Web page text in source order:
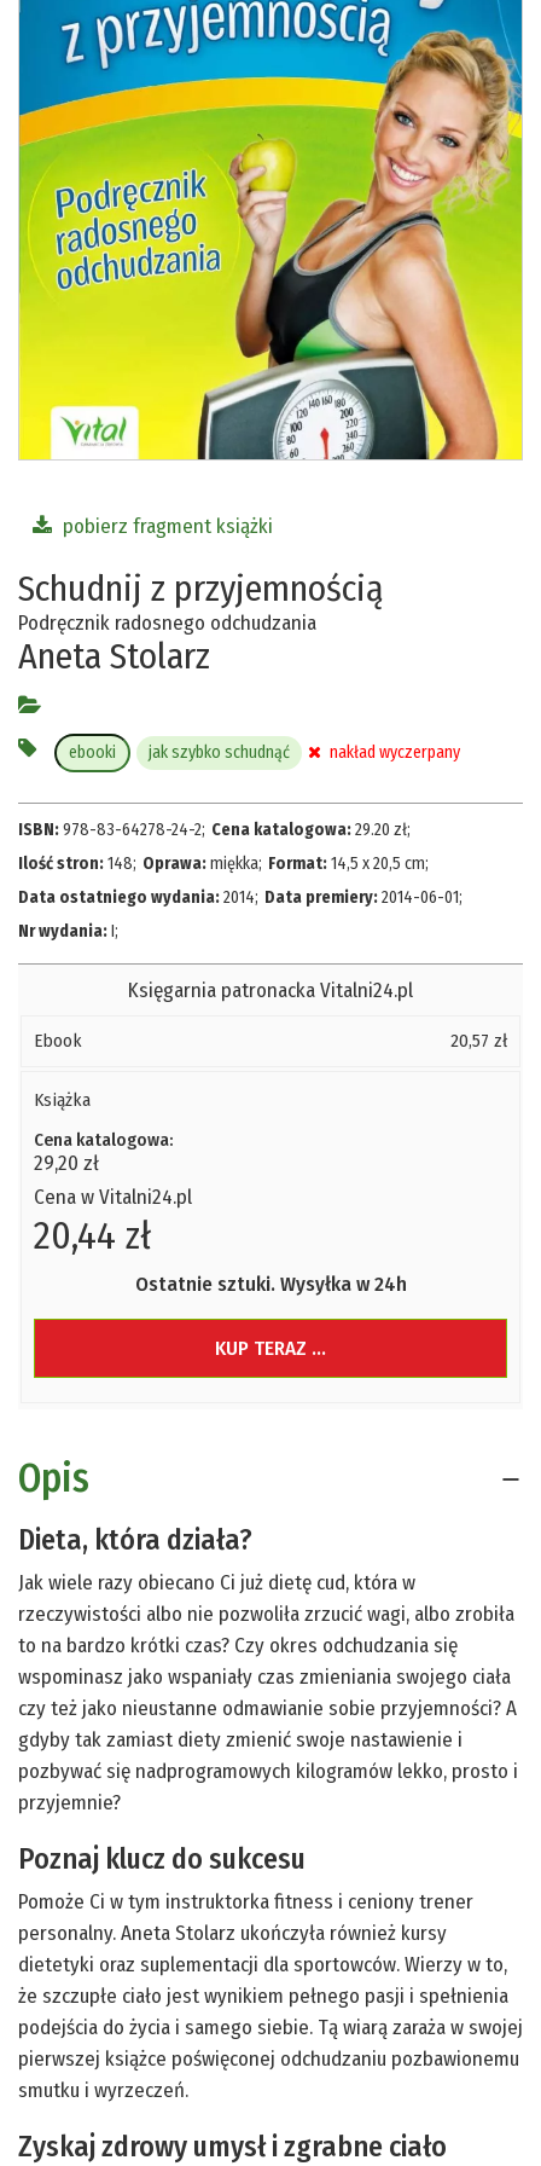
pobierz fragment książki
Schudnij z przyjemnością
Podręcznik radosnego odchudzania
Aneta Stolarz
ebooki jak szybko schudnąć nakład wyczerpany
ISBN:978-83-64278-24-2; Cena katalogowa:29.20 zł;
Ilość stron:148; Oprawa:miękka; Format:14,5 x 20,5 cm;
Data ostatniego wydania:2014; Data premiery:2014-06-01;
Nr wydania:I;
Księgarnia patronacka Vitalni24.pl
Ebook 20,57 zł
Książka
Cena katalogowa:
29,20 zł
Cena w Vitalni24.pl
20,44 zł
Ostatnie sztuki. Wysyłka w 24h
KUP TERAZ ...
Opis
Dieta, która działa?
Jak wiele razy obiecano Ci już dietę cud, która w
rzeczywistości albo nie pozwoliła zrzucić wagi, albo zrobiła
to na bardzo krótki czas? Czy okres odchudzania się
wspominasz jako wspaniały czas zmieniania swojego ciała
czy też jako nieustanne odmawianie sobie przyjemności? A
gdyby tak zamiast diety zmienić swoje nastawienie i
pozbywać się nadprogramowych kilogramów lekko, prosto i
przyjemnie?
Poznaj klucz do sukcesu
Pomoże Ci w tym instruktorka fitness i ceniony trener
personalny. Aneta Stolarz ukończyła również kursy
dietetyki oraz suplementacji dla sportowców. Wierzy w to,
że szczupłe ciało jest wynikiem pełnego pasji i spełnienia
podejścia do życia i samego siebie. Tą wiarą zaraża w swojej
pierwszej książce poświęconej odchudzaniu pozbawionemu
smutku i wyrzeczeń.
Zyskaj zdrowy umysł i zgrabne ciało